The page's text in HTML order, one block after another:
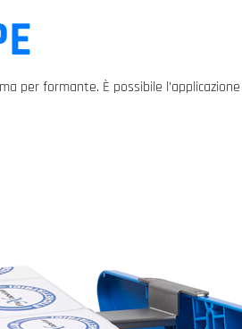
per formante. È possibile